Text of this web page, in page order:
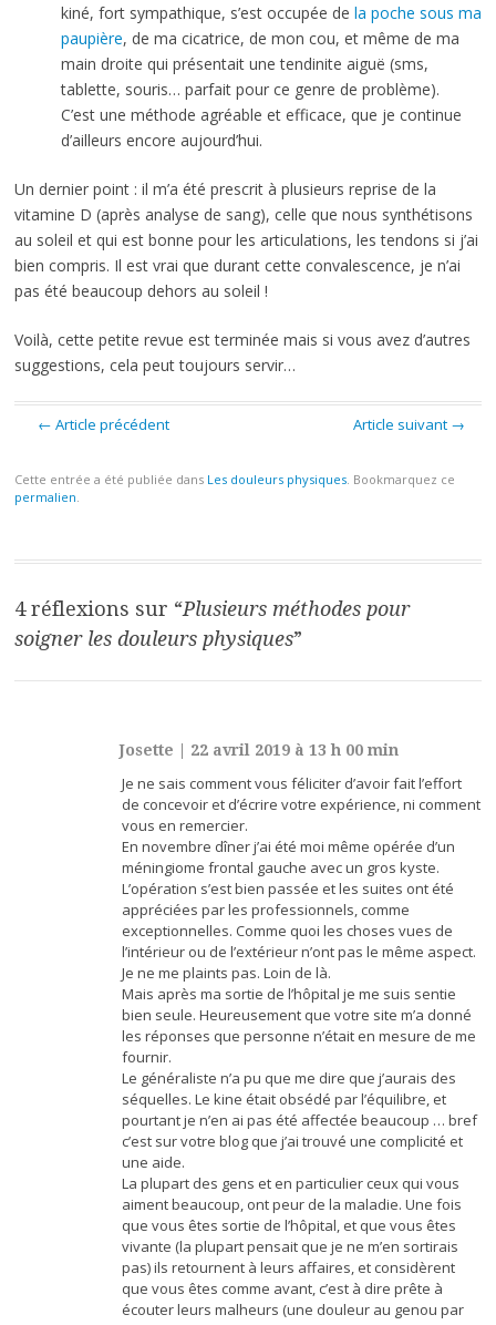
kiné, fort sympathique, s’est occupée de la poche sous ma
paupière, de ma cicatrice, de mon cou, et même de ma
main droite qui présentait une tendinite aiguë (sms,
tablette, souris… parfait pour ce genre de problème).
C’est une méthode agréable et efficace, que je continue
d’ailleurs encore aujourd’hui.
Un dernier point : il m’a été prescrit à plusieurs reprise de la
vitamine D (après analyse de sang), celle que nous synthétisons
au soleil et qui est bonne pour les articulations, les tendons si j’ai
bien compris. Il est vrai que durant cette convalescence, je n’ai
pas été beaucoup dehors au soleil !
Voilà, cette petite revue est terminée mais si vous avez d’autres
suggestions, cela peut toujours servir…
← Article précédent Article suivant →
Cette entrée a été publiée dans Les douleurs physiques. Bookmarquez ce
permalien
des
articles
4 réflexions sur “Plusieurs méthodes pour
soigner les douleurs physiques”
Josette 22 avril 2019 à 13 h 00 min
Je ne sais comment vous féliciter d’avoir fait l’effort
de concevoir et d’écrire votre expérience, ni comment
vous en remercier.
En novembre dîner j’ai été moi même opérée d’un
méningiome frontal gauche avec un gros kyste.
L’opération s’est bien passée et les suites ont été
appréciées par les professionnels, comme
exceptionnelles. Comme quoi les choses vues de
l’intérieur ou de l’extérieur n’ont pas le même aspect.
Je ne me plaints pas. Loin de là.
Mais après ma sortie de l’hôpital je me suis sentie
bien seule. Heureusement que votre site m’a donné
les réponses que personne n’était en mesure de me
fournir.
Le généraliste n’a pu que me dire que j’aurais des
séquelles. Le kine était obsédé par l’équilibre, et
pourtant je n’en ai pas été affectée beaucoup … bref
c’est sur votre blog que j’ai trouvé une complicité et
une aide.
La plupart des gens et en particulier ceux qui vous
aiment beaucoup, ont peur de la maladie. Une fois
que vous êtes sortie de l’hôpital, et que vous êtes
vivante (la plupart pensait que je ne m’en sortirais
pas) ils retournent à leurs affaires, et considèrent
que vous êtes comme avant, c’est à dire prête à
écouter leurs malheurs (une douleur au genou par